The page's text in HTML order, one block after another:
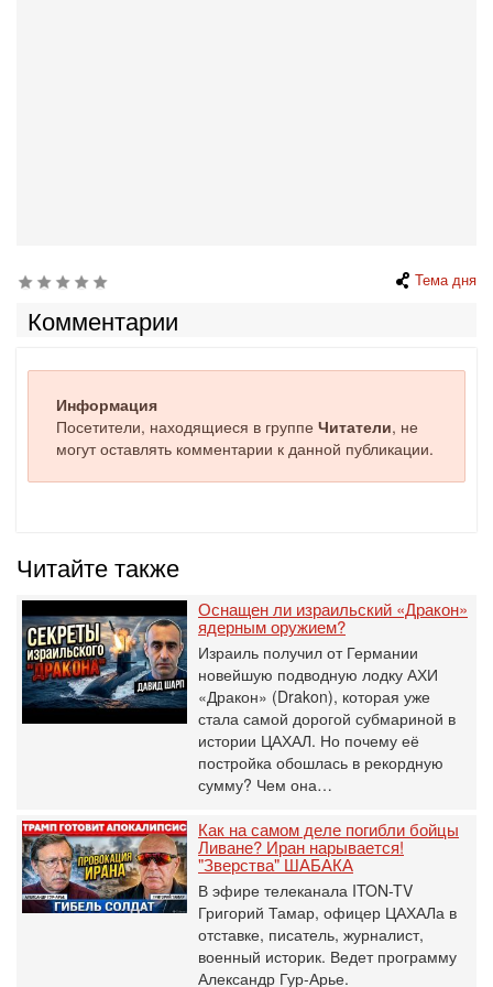
Тема дня
Комментарии
Информация
Посетители, находящиеся в группе Читатели, не
могут оставлять комментарии к данной публикации.
Читайте также
Оснащен ли израильский «Дракон»
ядерным оружием?
Израиль получил от Германии
новейшую подводную лодку АХИ
«Дракон» (Drakon), которая уже
стала самой дорогой субмариной в
истории ЦАХАЛ. Но почему её
постройка обошлась в рекордную
сумму? Чем она…
Как на самом деле погибли бойцы
Ливане? Иран нарывается!
"Зверства" ШАБАКА
В эфире телеканала ITON-TV
Григорий Тамар, офицер ЦАХАЛа в
отставке, писатель, журналист,
военный историк. Ведет программу
Александр Гур-Арье.